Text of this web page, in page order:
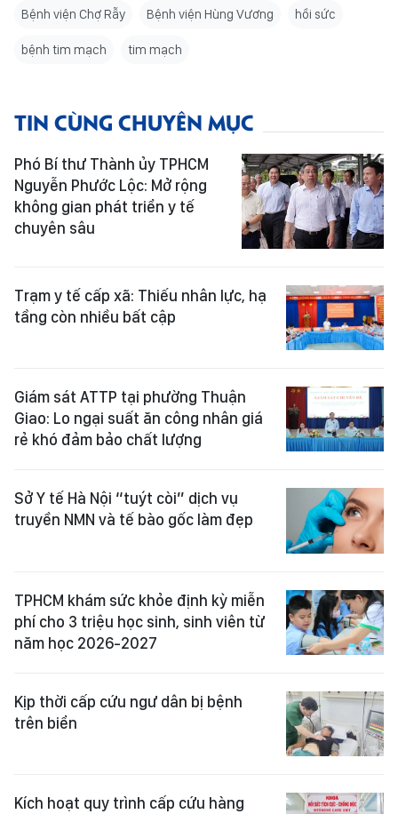
Bệnh viện Chợ Rẫy Bệnh viện Hùng Vương hồi sức
bệnh tim mạch tim mạch
TIN CÙNG CHUYÊN MỤC
Phó Bí thư Thành ủy TPHCM
Nguyễn Phước Lộc: Mở rộng
không gian phát triển y tế
chuyên sâu
Trạm y tế cấp xã: Thiếu nhân lực, hạ
tầng còn nhiều bất cập
Giám sát ATTP tại phường Thuận
Giao: Lo ngại suất ăn công nhân giá
rẻ khó đảm bảo chất lượng
Sở Y tế Hà Nội “tuýt còi” dịch vụ
truyền NMN và tế bào gốc làm đẹp
TPHCM khám sức khỏe định kỳ miễn
phí cho 3 triệu học sinh, sinh viên từ
năm học 2026-2027
Kịp thời cấp cứu ngư dân bị bệnh
trên biển
Kích hoạt quy trình cấp cứu hàng